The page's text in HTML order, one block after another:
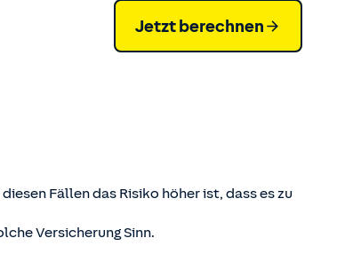
Jetzt berechnen
Fällen das Risiko höher ist, dass es zu
Versicherung Sinn.